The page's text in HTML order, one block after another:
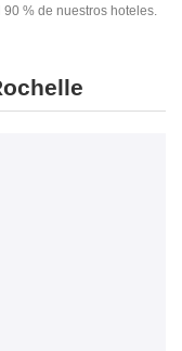
% de nuestros hoteles.